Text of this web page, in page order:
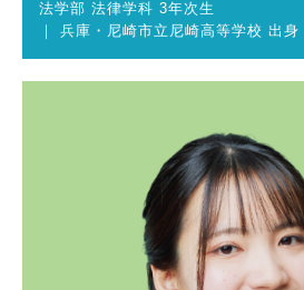
法学部 法律学科 3年次生
｜ 兵庫・尼崎市立尼崎高等学校 出身